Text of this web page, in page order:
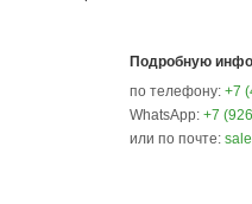
Подробную
по телефону:+7
WhatsApp:+7
или по почте: